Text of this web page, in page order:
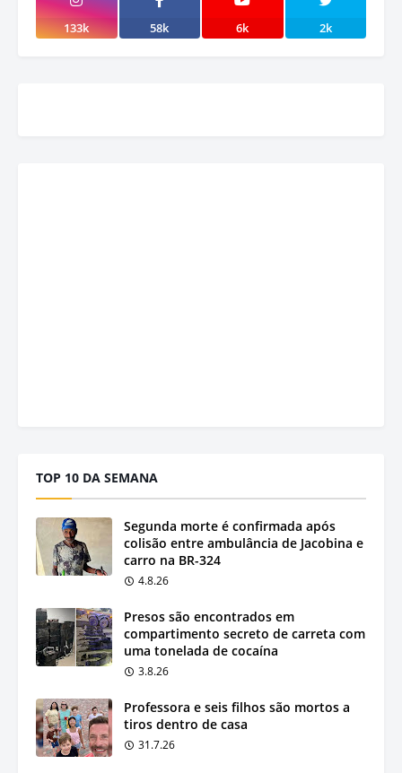
133k 58k 6k 2k
TOP 10 DA SEMANA
Segunda morte é confirmada após
colisão entre ambulância de Jacobina e
carro na BR-324
4.8.26
Presos são encontrados em
compartimento secreto de carreta com
uma tonelada de cocaína
3.8.26
Professora e seis filhos são mortos a
tiros dentro de casa
31.7.26